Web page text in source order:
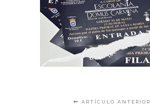
ARTÍCULO ANTERIOR